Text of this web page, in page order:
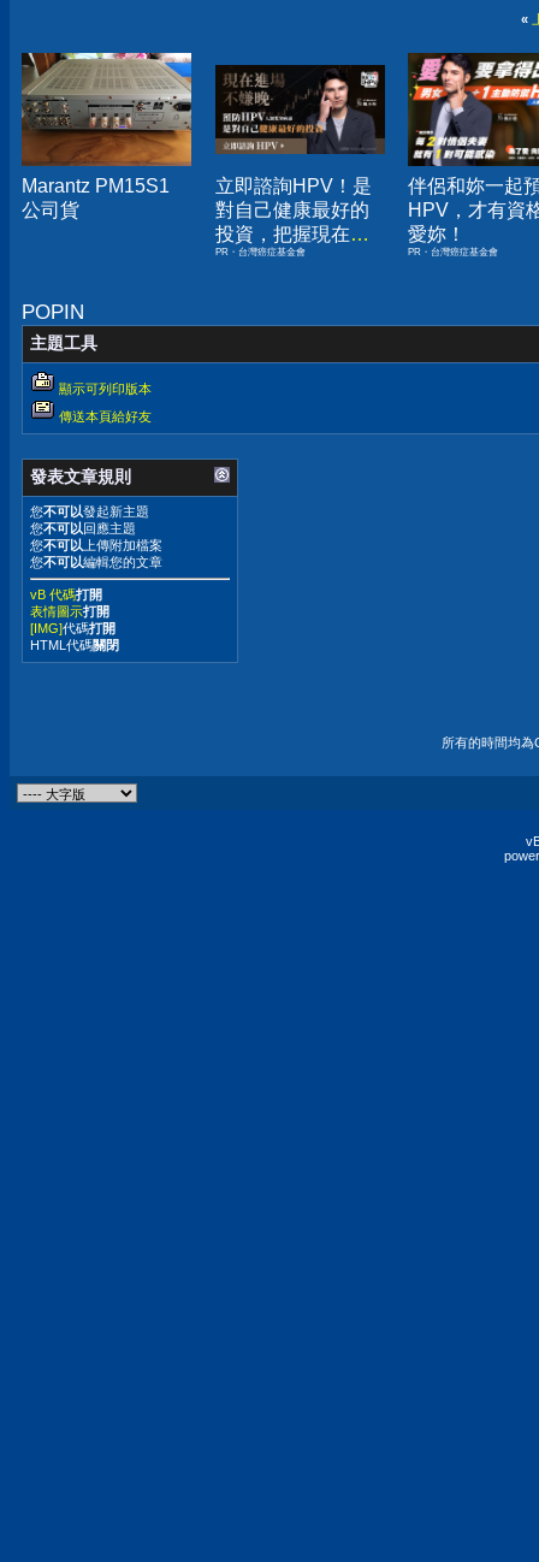
«
Marantz PM15S1
公司貨
立即諮詢HPV！是
對自己健康最好的
投資，把握現在不
嫌晚！
PR・台灣癌症基金會
伴侶和妳一起
HPV，才有資
愛妳！
PR・台灣癌症基金會
POPIN
主題工具
顯示可列印版本
傳送本頁給好友
發表文章規則
您不可以發起新主題
您不可以回應主題
您不可以 上傳附加檔案
您不可以編輯您的文章
vB 代碼打開
表情圖示打開
[IMG]代碼打開
HTML代碼關閉
所有的時間均為